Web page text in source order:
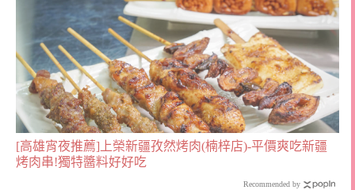
[高雄宵夜推薦]上榮新疆孜然烤肉(楠梓店)-平價爽吃新疆
烤肉串!獨特醬料好好吃
Recommended by